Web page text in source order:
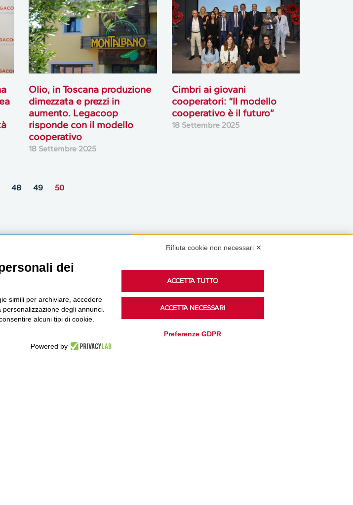
Olio, in Toscana produzione
dimezzata e prezzi in
aumento. Legacoop
risponde con il modello
cooperativo
18 Settembre 2025
Cimbri ai giovani
cooperatori: “Il modello
cooperativo è il futuro”
18 Settembre 2025
48 49 50
storie e webinar.
Podcast
Ascolta i podcast di approfondimento di Legacoop
su Spreaker.
Rifiuta cookie non necessari ✕
dei
simili per archiviare, accedere
degli annunci.
alcuni tipi di cookie.
Powered by
ACCETTA TUTTO
ACCETTA NECESSARI
Preferenze GDPR